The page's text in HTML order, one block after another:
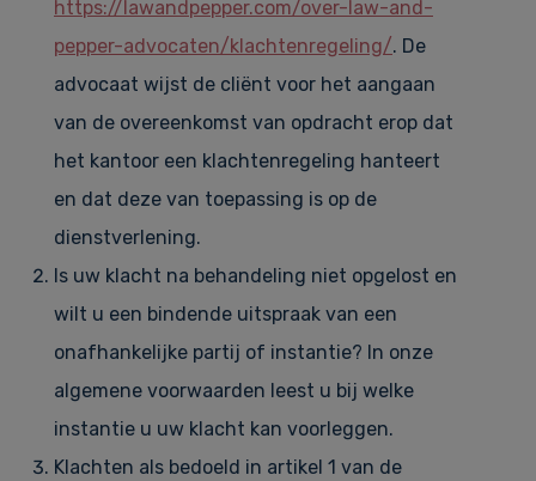
https://lawandpepper.com/over-law-and-
pepper-advocaten/klachtenregeling/. De
advocaat wijst de cliënt voor het aangaan
van de overeenkomst van opdracht erop dat
het kantoor een klachtenregeling hanteert
en dat deze van toepassing is op de
dienstverlening.
Is uw klacht na behandeling niet opgelost en
wilt u een bindende uitspraak van een
onafhankelijke partij of instantie? In onze
algemene voorwaarden leest u bij welke
instantie u uw klacht kan voorleggen.
Klachten als bedoeld in artikel 1 van de